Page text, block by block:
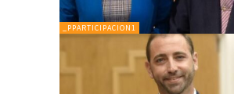
_PPARTICIPACION1